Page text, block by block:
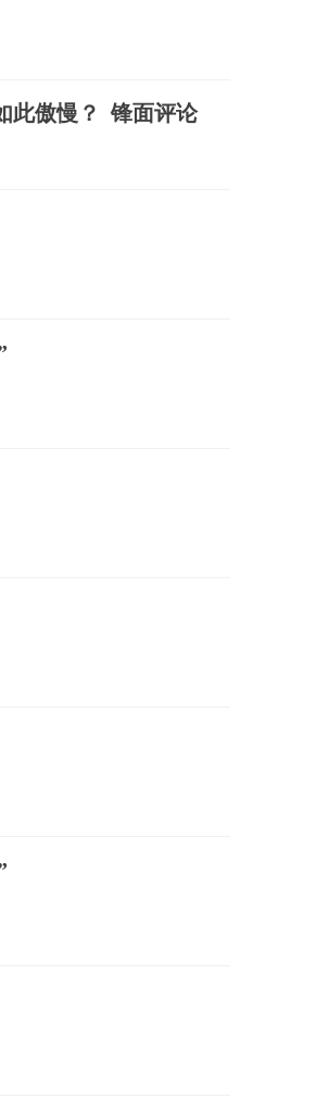
此傲慢？ 锋面评论